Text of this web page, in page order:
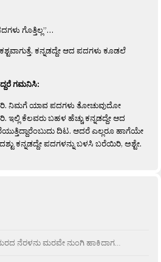
ಗೊತ್ತಿಲ್ಲ”…
ಕನ್ನಡದ್ದೇ ಆದ ಪದಗಳು ಕೂಡಲೆ
ಗಮನಿಸಿ:
ನಿಮಗೆ ಯಾವ ಪದಗಳು ತೋಚುವುದೋ
ಕೆಲವರು ಬಹಳ ಹೆಚ್ಚು ಕನ್ನಡದ್ದೇ ಆದ
ದಿಟ. ಆದರೆ ಎಲ್ಲರೂ ಹಾಗೆಯೇ
ಕನ್ನಡದ್ದೇ ಪದಗಳನ್ನು ಬಳಸಿ ಬರೆಯಿರಿ, ಅಶ್ಟೇ.
ನೆರಳನು ಮರವೇ ನುಂಗಿ ಹಾಕಿದಾಗ…